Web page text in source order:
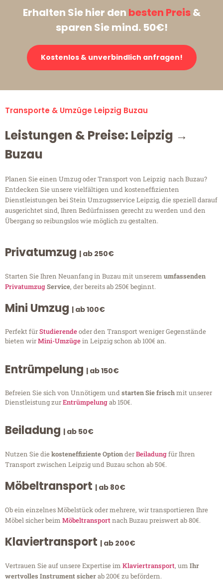
Erhalten Sie hier den besten Preis&
sparen Sie mind. 50€!
Kostenlos & unverbindlich anfragen!
Transporte & Umzüge Leipzig Buzau
Leistungen & Preise: Leipzig →
Buzau
Planen Sie einen Umzug oder Transport von Leipzig nach Buzau?
Entdecken Sie unsere vielfältigen und kosteneffizienten
Dienstleistungen bei Stein Umzugsservice Leipzig, die speziell darauf
ausgerichtet sind, Ihren Bedürfnissen gerecht zu werden und den
Übergang so reibungslos wie möglich zu gestalten.
Privatumzug | ab 250€
Starten Sie Ihren Neuanfang in Buzau mit unserem umfassenden
PrivatumzugService, der bereits ab 250€ beginnt.
Mini Umzug | ab 100€
Perfekt fürStudierendeoder den Transport weniger Gegenstände
bieten wirMini-Umzügein Leipzig schon ab 100€ an.
Entrümpelung | ab 150€
Befreien Sie sich von Unnötigem undstarten Sie frischmit unserer
Dienstleistung zurEntrümpelungab 150€.
Beiladung | ab 50€
Nutzen Sie diekosteneffiziente OptionderBeiladungfür Ihren
Transport zwischen Leipzig und Buzau schon ab 50€.
Möbeltransport | ab 80€
Ob ein einzelnes Möbelstück oder mehrere, wir transportieren Ihre
Möbel sicher beim Möbeltransportnach Buzau preiswert ab 80€.
Klaviertransport | ab 200€
Vertrauen Sie auf unsere Expertise im Klaviertransport, um Ihr
wertvolles Instrument sicherab 200€ zu befördern.